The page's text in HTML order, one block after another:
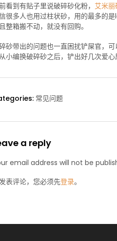
看到有贴子里说破碎砂化粉， 艾米
很多人也用过柱状砂，用的最多的
整箱搬不动，就没有回购。
砂带出的问题也一直困扰铲屎官，
小编换破碎砂之后，铲出好几次
常见问题
a reply
email address will not be
表评论，您必须先登录。